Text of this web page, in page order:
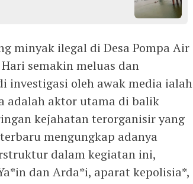
minyak ilegal di Desa Pompa Air
semakin meluas dan
investigasi oleh awak media ialah
adalah aktor utama di balik
kejahatan terorganisir yang
mengungkap adanya
dalam kegiatan ini,
dan Arda*i, aparat kepolisia*,